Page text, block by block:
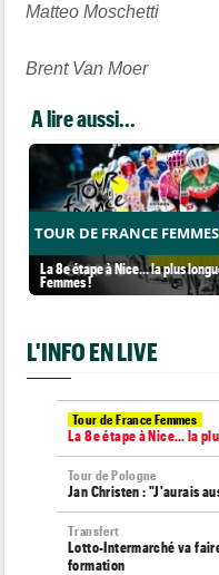
Matteo Moschetti
Brent Van Moer
A lire aussi...
TOUR DE FRANCE FEMMES
La 8e étape à Nice… la plus
Femmes !
L'INFO EN LIVE
Tour de France Femmes
La 8e étape à Nice… la
Tour de Pologne
Jan Christen : "J'aurais
Transfert
Lotto-Intermarché va
formation